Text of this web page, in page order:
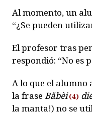
Al momento, un
“¿Se pueden
El profesor tras
respondió: “No es
A lo que el alumno
la frase Bǎbèi (4)
la manta!) no se